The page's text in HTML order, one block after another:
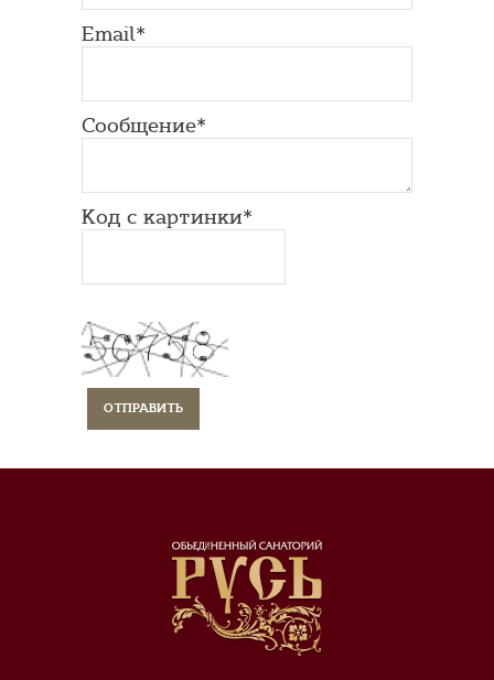
Email*
Сообщение*
Код с картинки*